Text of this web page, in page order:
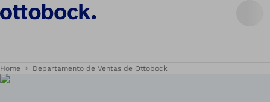
Home Departamento de Ventas de Ottobock